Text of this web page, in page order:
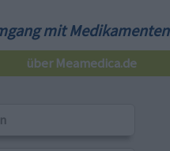
mit Medikamenten
über Meamedica.de